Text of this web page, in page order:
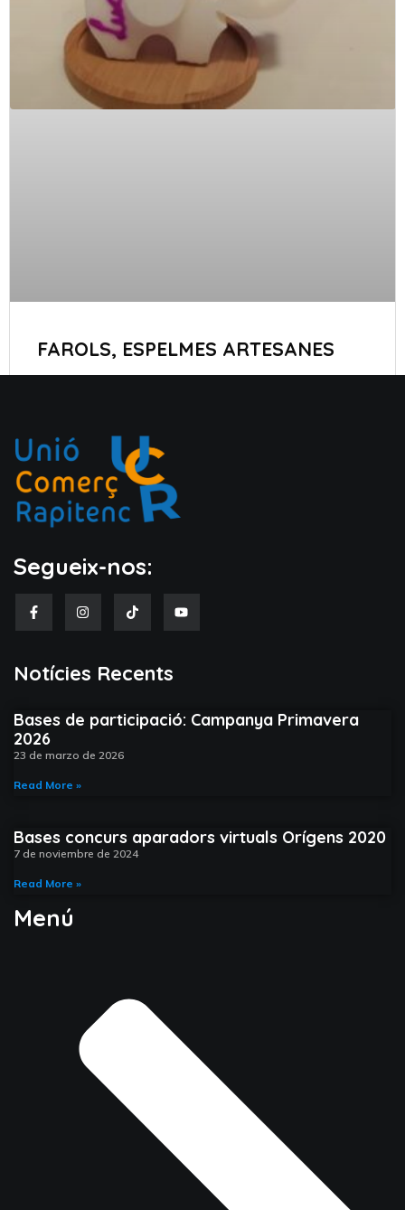
FAROLS, ESPELMES ARTESANES
10 de septiembre de 2025
Segueix-nos:
Notícies Recents​
Bases de participació: Campanya Primavera
2026
23 de marzo de 2026
Read More »
Bases concurs aparadors virtuals Orígens 2020
7 de noviembre de 2024
Read More »
Menú